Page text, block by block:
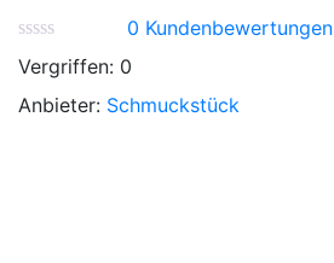
0 Kundenbewertungen
Vergriffen: 0
Anbieter: Schmuckstück